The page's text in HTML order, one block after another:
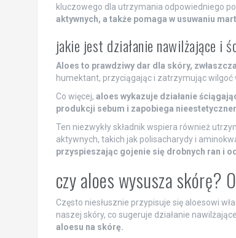
kluczowego dla utrzymania odpowiedniego
aktywnych, a także pomaga w usuwaniu
jakie jest działanie nawilżające i
Aloes to prawdziwy dar dla skóry,
humektant, przyciągając i zatrzymując wilgoć
Co więcej, aloes wykazuje działanie
produkcji sebum i zapobiega
Ten niezwykły składnik wspiera również
aktywnych, takich jak polisacharydy i
przyspieszając gojenie się drobnych ran i
czy aloes wysusza skórę?
Często niesłusznie przypisuje się aloesowi
naszej skóry, co sugeruje działanie nawilżające.
aloesu na skórę.